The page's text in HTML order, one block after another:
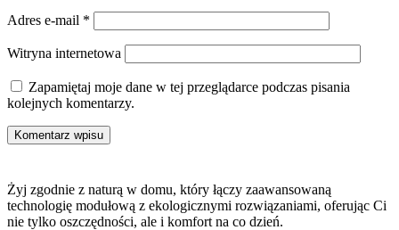
Adres e-mail *
Witryna internetowa
Zapamiętaj moje dane w tej przeglądarce podczas pisania
kolejnych komentarzy.
Żyj zgodnie z naturą w domu, który łączy zaawansowaną
technologię modułową z ekologicznymi rozwiązaniami, oferując Ci
nie tylko oszczędności, ale i komfort na co dzień.